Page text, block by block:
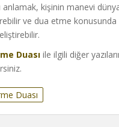
anlamak, kişinin manevi
ve dua etme
Duası ile ilgili diğer
Duası